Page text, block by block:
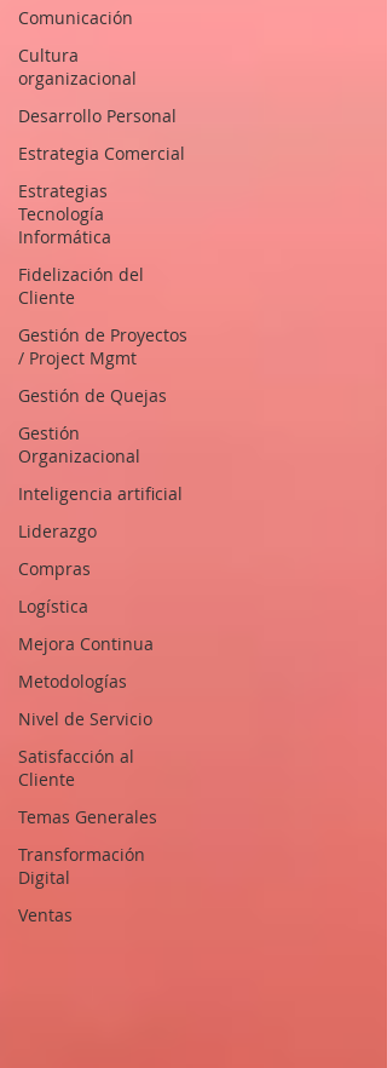
Comunicación
Cultura
organizacional
Desarrollo Personal
Estrategia Comercial
Estrategias
Tecnología
Informática
Fidelización del
Cliente
Gestión de Proyectos
/ Project Mgmt
Gestión de Quejas
Gestión
Organizacional
Inteligencia artificial
Liderazgo
Compras
Logística
Mejora Continua
Metodologías
Nivel de Servicio
Satisfacción al
Cliente
Temas Generales
Transformación
Digital
Ventas